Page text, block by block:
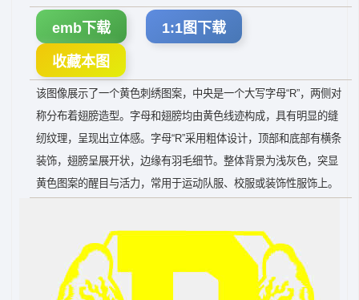
emb下载 1:1图下载
收藏本图
该图像展示了一个黄色刺绣图案，中央是一个大写字母“R”，两侧对
称分布着翅膀造型。字母和翅膀均由黄色线迹构成，具有明显的缝
纫纹理，呈现出立体感。字母“R”采用粗体设计，顶部和底部有横条
装饰，翅膀呈展开状，边缘有羽毛细节。整体背景为浅灰色，突显
黄色图案的醒目与活力，常用于运动队服、校服或装饰性服饰上。